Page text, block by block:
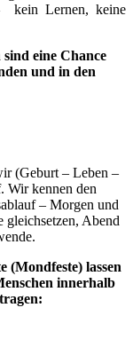
kein Lernen, keine
sind eine Chance
und in den
(Geburt – Leben –
Wir kennen den
– Morgen und
gleichsetzen, Abend
(Mondfeste) lassen
innerhalb